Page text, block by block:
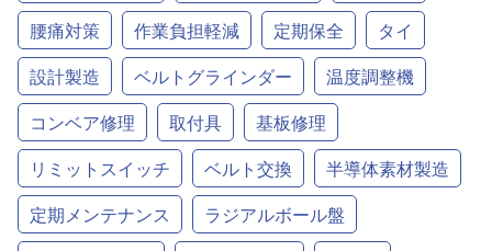
腰痛対策
作業負担軽減 定期保全
タイ
設計製造
ベルトグラインダー
温度調整機
コンベア修理
取付具
基板修理
リミットスイッチ
ベルト交換
半導体素材製造
定期メンテナンス
ラジアルボール盤